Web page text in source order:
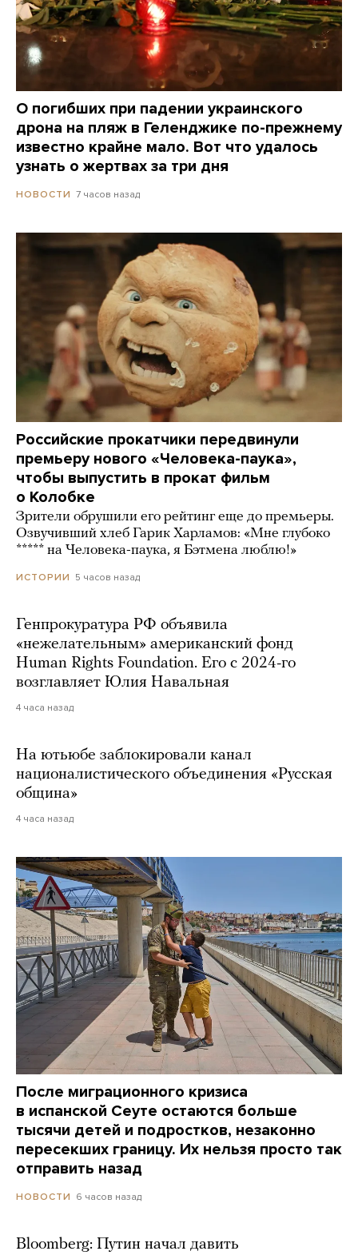
О погибших при падении украинского
дрона на пляж в Геленджике по-прежнему
известно крайне мало. Вот что удалось
узнать о жертвах за три дня
НОВОСТИ 7 часов назад
Российские прокатчики передвинули
премьеру нового «Человека-паука»,
чтобы выпустить в прокат фильм
о Колобке
Зрители обрушили его рейтинг еще до премьеры.
Озвучивший хлеб Гарик Харламов: «Мне глубоко
***** на Человека-паука, я Бэтмена люблю!»
ИСТОРИИ 5 часов назад
Генпрокуратура РФ объявила
«нежелательным» американский фонд
Human Rights Foundation. Его с 2024-го
возглавляет Юлия Навальная
4 часа назад
На ютьюбе заблокировали канал
националистического объединения «Русская
община»
4 часа назад
После миграционного кризиса
в испанской Сеуте остаются больше
тысячи детей и подростков, незаконно
пересекших границу. Их нельзя просто так
отправить назад
НОВОСТИ 6 часов назад
Bloomberg: Путин начал давить